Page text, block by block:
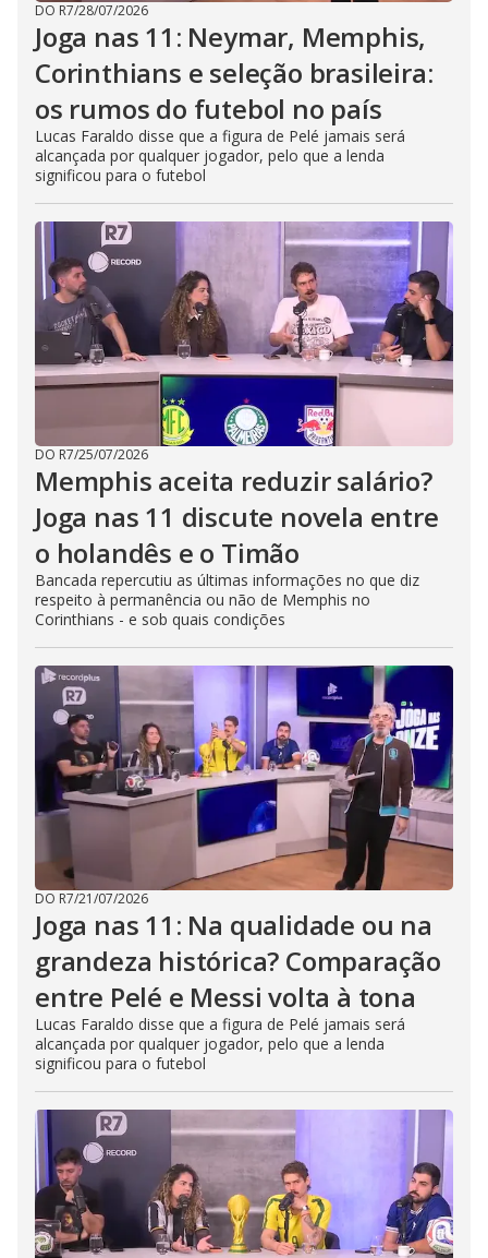
DO R7/28/07/2026
Joga nas 11: Neymar, Memphis,
Corinthians e seleção brasileira:
os rumos do futebol no país
Lucas Faraldo disse que a figura de Pelé jamais será
alcançada por qualquer jogador, pelo que a lenda
significou para o futebol
DO R7/25/07/2026
Memphis aceita reduzir salário?
Joga nas 11 discute novela entre
o holandês e o Timão
Bancada repercutiu as últimas informações no que diz
respeito à permanência ou não de Memphis no
Corinthians - e sob quais condições
DO R7/21/07/2026
Joga nas 11: Na qualidade ou na
grandeza histórica? Comparação
entre Pelé e Messi volta à tona
Lucas Faraldo disse que a figura de Pelé jamais será
alcançada por qualquer jogador, pelo que a lenda
significou para o futebol